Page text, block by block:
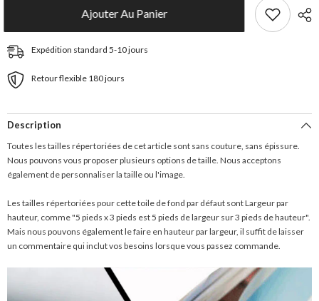
Ajouter Au Panier
Expédition standard 5-10 jours
Retour flexible 180 jours
Description
Toutes les tailles répertoriées de cet article sont sans couture, sans épissure.
Nous pouvons vous proposer plusieurs options de taille. Nous acceptons
également de personnaliser la taille ou l'image.
Les tailles répertoriées pour cette toile de fond par défaut sont Largeur par
hauteur, comme "5 pieds x 3 pieds est 5 pieds de largeur sur 3 pieds de hauteur".
Mais nous pouvons également le faire en hauteur par largeur, il suffit de laisser
un commentaire qui inclut vos besoins lorsque vous passez commande.